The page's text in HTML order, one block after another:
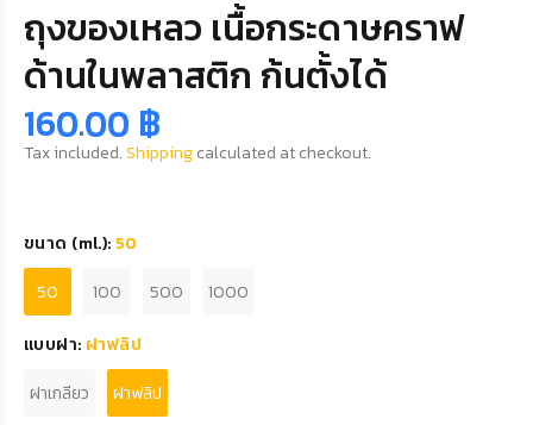
ถุงของเหลว เนื้อกระดาษคราฟ
ด้านในพลาสติก ก้นตั้งได้
160.00 ฿
Tax included.Shippingcalculated at checkout.
ขนาด (ml.): 50
50
100 500 1000
แบบฝา: ฝาฟลิป
ฝาเกลียว
ฝาฟลิป